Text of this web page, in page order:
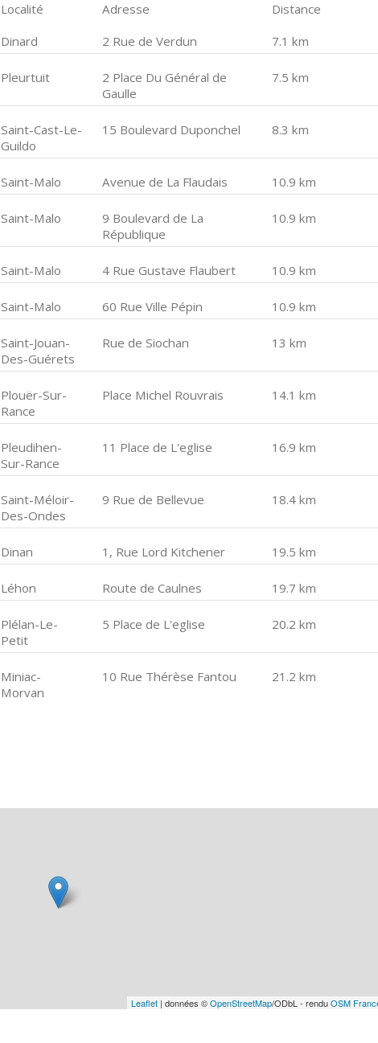
Localité Adresse
Distance
Dinard 2 Rue de Verdun 7.1 km
Pleurtuit
2 Place Du Général de
Gaulle
7.5 km
Saint-Cast-Le-
Guildo
15 Boulevard Duponchel 8.3 km
Saint-Malo Avenue de La Flaudais 10.9 km
Saint-Malo
9 Boulevard de La
République
10.9 km
Saint-Malo 4 Rue Gustave Flaubert 10.9 km
Saint-Malo 60 Rue Ville Pépin 10.9 km
Saint-Jouan-
Des-Guérets
Rue de Siochan 13 km
Plouër-Sur-
Rance
Place Michel Rouvrais 14.1 km
Pleudihen-
Sur-Rance
11 Place de L'eglise 16.9 km
Saint-Méloir-
Des-Ondes
9 Rue de Bellevue 18.4 km
Dinan 1, Rue Lord Kitchener 19.5 km
Léhon Route de Caulnes 19.7 km
Plélan-Le-
Petit
5 Place de L'eglise 20.2 km
Miniac-
Morvan
10 Rue Thérèse Fantou 21.2 km
Leaflet| données ©OpenStreetMap/ODbL - renduOSM